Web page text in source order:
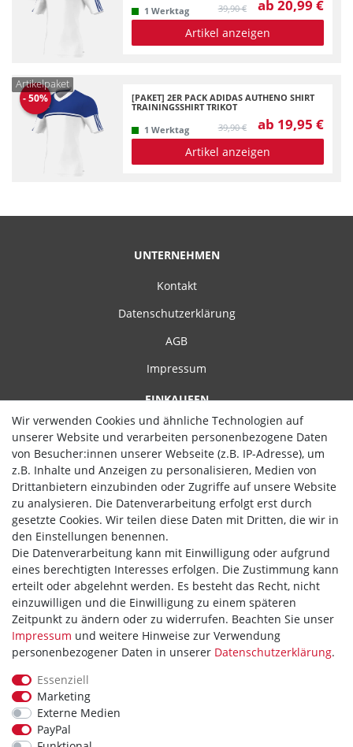
1 Werktag 39,90 € ab 20,99 €
Artikel anzeigen
-50%
Artikelpaket
[PAKET] 2ER PACK ADIDAS AUTHENO SHIRT
TRAININGSSHIRT TRIKOT
1 Werktag 39,90 € ab 19,95 €
Artikel anzeigen
UNTERNEHMEN
Kontakt
Datenschutzerklärung
AGB
Impressum
EINKAUFEN
Zahlungsarten
Versand
Widerrufsrecht
Hilfe
Vertrag widerrufen
WIR AKZEPTIEREN
WIR VERSENDEN MIT
Wir verwenden Cookies und ähnliche Technologien auf
unserer Website und verarbeiten personenbezogene Daten
von Besucher:innen unserer Webseite (z.B. IP-Adresse), um
z.B. Inhalte und Anzeigen zu personalisieren, Medien von
Drittanbietern einzubinden oder Zugriffe auf unsere Website
zu analysieren. Die Datenverarbeitung erfolgt erst durch
gesetzte Cookies. Wir teilen diese Daten mit Dritten, die wir in
den Einstellungen benennen.
Die Datenverarbeitung kann mit Einwilligung oder aufgrund
eines berechtigten Interesses erfolgen. Die Zustimmung kann
erteilt oder abgelehnt werden. Es besteht das Recht, nicht
einzuwilligen und die Einwilligung zu einem späteren
Zeitpunkt zu ändern oder zu widerrufen. Beachten Sie unser
Impressum und weitere Hinweise zur Verwendung
personenbezogener Daten in unserer Daten­schutz­erklärung.
Essenziell
Marketing
Externe Medien
PayPal